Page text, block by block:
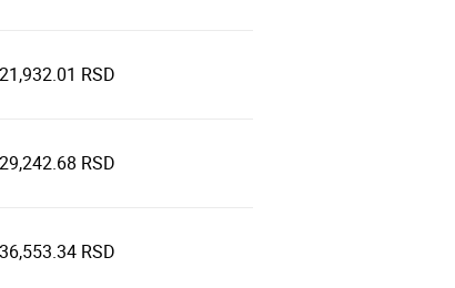
21,932.01 RSD
29,242.68 RSD
36,553.34 RSD